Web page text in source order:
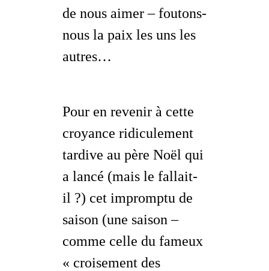
de nous aimer– foutons-
nous la paix les uns les
autres…
Pour en revenir à cette
croyance ridiculement
tardive au père Noël qui
a lancé (mais le fallait-
il ?) cet impromptu de
saison (une saison –
comme celle du fameux
« croisement des